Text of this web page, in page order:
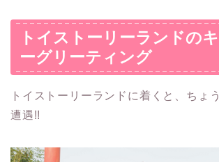
トイストーリーランドの
ーグリーティング
トイストーリーランドに着くと、ちょ
遭遇!!